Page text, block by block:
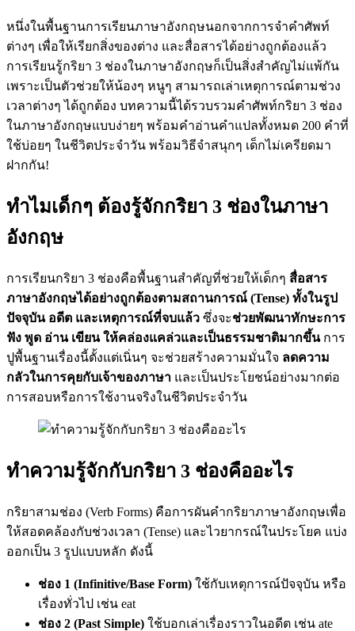
หนึ่งในพื้นฐานการเรียนภาษาอังกฤษนอกจากการจำคำศัพท์
ต่างๆ เพื่อให้เรียกสิ่งของต่าง และสื่อสารได้อย่างถูกต้องแล้ว
การเรียนรู้กริยา 3 ช่องในภาษาอังกฤษก็เป็นสิ่งสำคัญไม่แพ้กัน
เพราะเป็นตัวช่วยให้น้องๆ หนูๆ สามารถเล่าเหตุการณ์ตามช่วง
เวลาต่างๆ ได้ถูกต้อง บทความนี้ได้รวบรวมคำศัพท์กริยา 3 ช่อง
ในภาษาอังกฤษแบบง่ายๆ พร้อมคำอ่านคำแปลทั้งหมด 200 คำที่
ใช้บ่อยๆ ในชีวิตประจำวัน พร้อมวิธีจำสนุกๆ เด็กไม่เครียดมา
ฝากกัน!
ทำไมเด็กๆ ต้องรู้จักกริยา 3 ช่องในภาษา
อังกฤษ
การเรียนกริยา 3 ช่องคือพื้นฐานสำคัญที่ช่วยให้เด็กๆ สื่อสาร
ภาษาอังกฤษได้อย่างถูกต้องตามสถานการณ์ (Tense) ทั้งในรูป
ปัจจุบัน อดีต และเหตุการณ์ที่จบแล้ว ซึ่งจะช่วยพัฒนาทักษะการ
ฟัง พูด อ่าน เขียน ให้คล่องแคล่วและเป็นธรรมชาติมากขึ้นการ
ปูพื้นฐานเรื่องนี้ตั้งแต่เนิ่นๆ จะช่วยสร้างความมั่นใจ ลดความ
กลัวในการคุยกับเจ้าของภาษา และเป็นประโยชน์อย่างมากต่อ
การสอบหรือการใช้งานจริงในชีวิตประจำวัน
ทำความรู้จักกับกริยา 3 ช่องคืออะไร
กริยาสามช่อง (Verb Forms) คือการผันคำกริยาภาษาอังกฤษเพื่อ
ให้สอดคล้องกับช่วงเวลา (Tense) และไวยากรณ์ในประโยค แบ่ง
ออกเป็น 3 รูปแบบหลัก ดังนี้
ช่อง 1 (Infinitive/Base Form) ใช้กับเหตุการณ์ปัจจุบัน หรือ
เรื่องทั่วไป เช่น eat
ช่อง 2 (Past Simple) ใช้บอกเล่าเรื่องราวในอดีต เช่น ate